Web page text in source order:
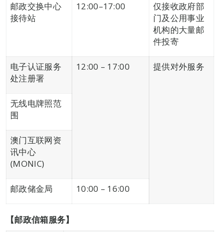
邮政交换中心
接待站
12:00–17:00
仅接收政府部
门及公用事业
机构的大量邮
件投寄
电子认证服务
处注册署
12:00 – 17:00 提供对外服务
无线电牌照范
围
澳门互联网资
讯中心
(MONIC)
邮政储金局 10:00 – 16:00
【邮政信箱服务】